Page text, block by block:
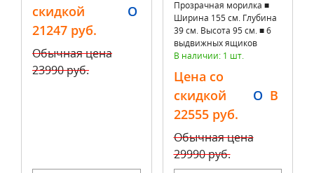
скидкой
21247 руб.
O
Обычная цена
23990 руб.
Прозрачная морилка ■
Ширина 155 см. Глубина
39 см. Высота 95 см. ■ 6
выдвижных ящиков
В наличии: 1 шт.
Цена со
скидкой
22555 руб.
O B
Обычная цена
29990 руб.